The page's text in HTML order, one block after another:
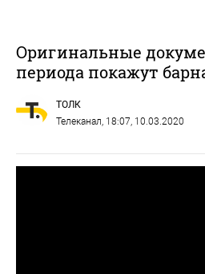
Оригинальные
периода покажут
ТОЛК
Телеканал, 18:07, 10.03.2020